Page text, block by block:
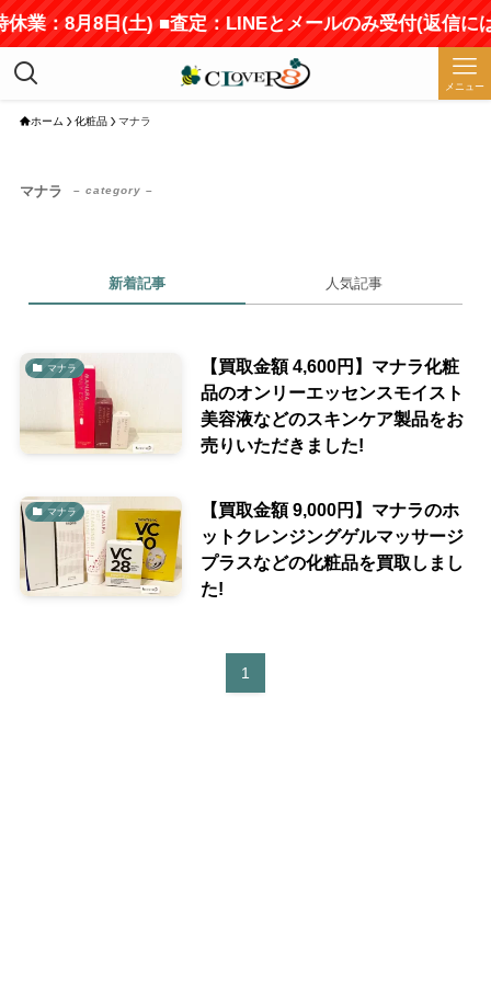
業：8月8日(土) ■査定：LINEとメールのみ受付(返信に
メニュー
ホーム 化粧品 マナラ
マナラ – category –
新着記事 人気記事
マナラ
【買取金額 4,600円】マナラ化粧
品のオンリーエッセンスモイスト
美容液などのスキンケア製品をお
売りいただきました!
マナラ
【買取金額 9,000円】マナラのホ
ットクレンジングゲルマッサージ
プラスなどの化粧品を買取しまし
た!
1